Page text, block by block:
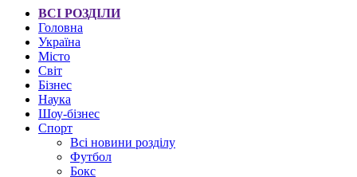
ВСІ РОЗДІЛИ
Головна
Україна
Місто
Світ
Бізнес
Наука
Шоу-бізнес
Спорт
Всі новини розділу
Футбол
Бокс